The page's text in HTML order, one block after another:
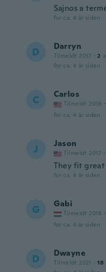
Sajnos a
for ca. 4 år siden
D Darryn
Tilmeldt 2017 · 2
for ca. 4 år siden
C Carlos
Tilmeldt 2018 ·
for ca. 4 år siden
J Jason
Tilmeldt 2017 ·
They fit
for ca. 4 år siden
G Gabi
Tilmeldt 2018 ·
for ca. 4 år siden
D Dwayne
Tilmeldt 2021 · 18